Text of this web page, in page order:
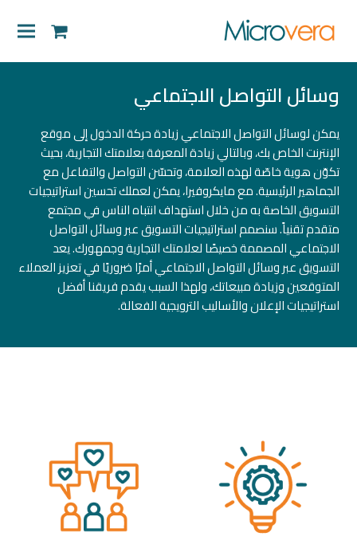
cart
وسائل التواصل الاجتماعي
يمكن لوسائل التواصل الاجتماعي زيادة حركة الدخول إلى موقع
الإنترنت الخاص بك، وبالتالي زيادة المعرفة بعلامتك التجارية، بحيث
تكوّن هوية خاصّة لهذه العلامة، وتحسّن التواصل والتفاعل مع
الجماهير الرئيسية.مع مايكروفيرا، يمكن لعملك تحسين استراتيجيات
التسويق الخاصة به من خلال استهداف انتباه الناس في مجتمع
متقدم تقنياً. سنصمم استراتيجيات التسويق عبر وسائل التواصل
الاجتماعي المصممة خصيصًا لعلامتك التجارية وجمهورك. يعد
التسويق عبر وسائل التواصل الاجتماعي أمرًا ضروريًا في تعزيز العملاء
المتوقعين وزيادة مبيعاتك، ولهذا السبب يقدم فريقنا أفضل
استراتيجيات الإعلان والأساليب الترويجية الفعالة.